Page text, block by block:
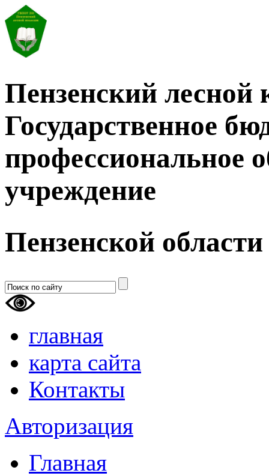
Пензенский лесной
Государственное
профессиональное
учреждение
Пензенской области
главная
карта сайта
Контакты
Авторизация
Главная